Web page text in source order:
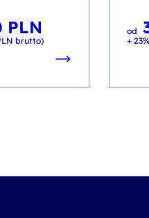
PLN
brutto)
od
+